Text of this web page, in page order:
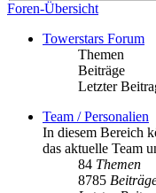
Foren-Übersicht
Towerstars Forum
Themen
Beiträge
Letzter
Team / Personalien
In diesem Bereich
das aktuelle Team
84 Themen
8785